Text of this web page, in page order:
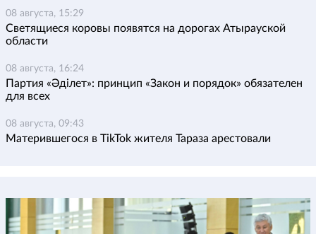
08 августа, 15:29
Светящиеся коровы появятся на дорогах Атырауской
области
08 августа, 16:24
Партия «Әділет»: принцип «Закон и порядок» обязателен
для всех
08 августа, 09:43
Матерившегося в TikTok жителя Тараза арестовали